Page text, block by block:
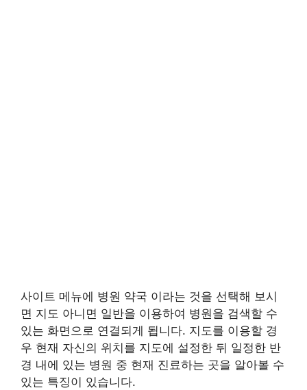
사이트 메뉴에 병원 약국 이라는 것을 선택해 보시
면 지도 아니면 일반을 이용하여 병원을 검색할 수
있는 화면으로 연결되게 됩니다. 지도를 이용할 경
우 현재 자신의 위치를 지도에 설정한 뒤 일정한 반
경 내에 있는 병원 중 현재 진료하는 곳을 알아볼 수
있는 특징이 있습니다.